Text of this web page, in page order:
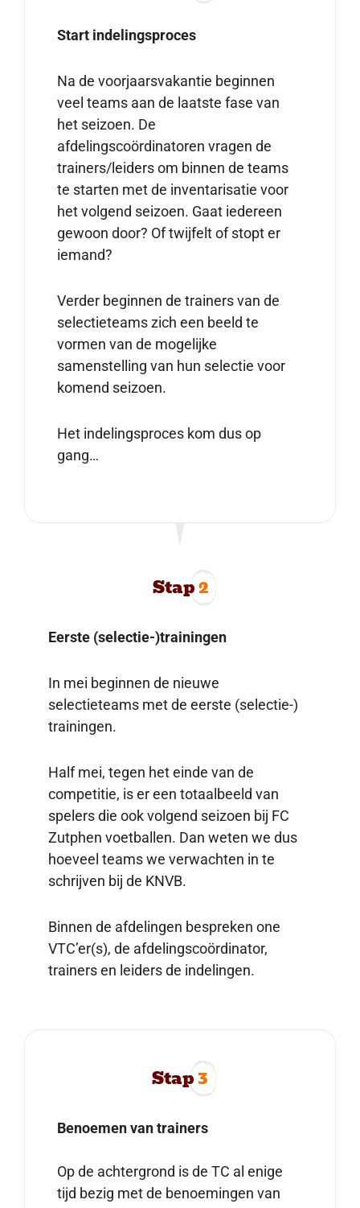
Start indelingsproces
Na de voorjaarsvakantie beginnen
veel teams aan de laatste fase van
het seizoen. De
afdelingscoördinatoren vragen de
trainers/leiders om binnen de teams
te starten met de inventarisatie voor
het volgend seizoen. Gaat iedereen
gewoon door? Of twijfelt of stopt er
iemand?
Verder beginnen de trainers van de
selectieteams zich een beeld te
vormen van de mogelijke
samenstelling van hun selectie voor
komend seizoen.
Het indelingsproces kom dus op
gang…
Stap2
Eerste (selectie-)trainingen
In mei beginnen de nieuwe
selectieteams met de eerste (selectie-)
trainingen.
Half mei, tegen het einde van de
competitie, is er een totaalbeeld van
spelers die ook volgend seizoen bij FC
Zutphen voetballen. Dan weten we dus
hoeveel teams we verwachten in te
schrijven bij de KNVB.
Binnen de afdelingen bespreken one
VTC’er(s), de afdelingscoördinator,
trainers en leiders de indelingen.
Stap3
Benoemen van trainers
Op de achtergrond is de TC al enige
tijd bezig met de benoemingen van